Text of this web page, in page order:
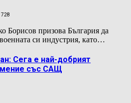
728
Борисов призова България да
си индустрия, като…
Сега е най-добрият
със САЩ